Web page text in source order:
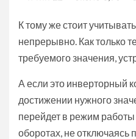
К тому же стоит
непрерывно. Как только
требуемого значения,
А если это инверторный
достижении нужного
перейдет в режим
оборотах, не отключаясь